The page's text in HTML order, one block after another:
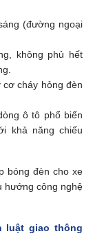
(đường ngoại
không phủ hết
cháy hỏng đèn
ô tô phổ biến
khả năng chiếu
bóng đèn cho xe
hướng công nghệ
luật giao thông